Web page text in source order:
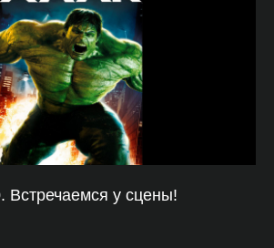
Встречаемся у сцены!